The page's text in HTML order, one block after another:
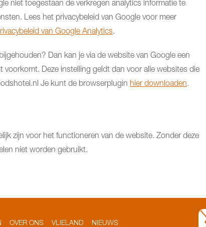
niet toegestaan de verkregen analytics informatie te
Lees het privacybeleid van Google voor meer
van Google Analytics.
Dan kan je via de website van Google een
Deze instelling geldt dan voor alle websites die
Je kunt de browserplugin hier downloaden.
zijn voor het functioneren van de website. Zonder deze
niet worden gebruikt.
OVER ONS VLIELAND NIEUWS